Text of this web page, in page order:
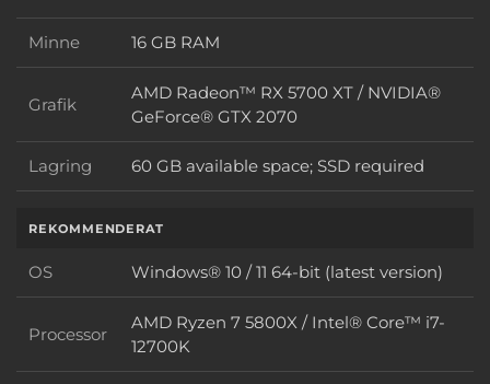
Minne Minne
16 GB RAM
Grafik Grafik
AMD Radeon™ RX 5700 XT / NVIDIA®
GeForce® GTX 2070
Lagring Lagring
60 GB available space; SSD required
REKOMMENDERAT
OS OS
Windows® 10 / 11 64-bit (latest version)
Processor Processor
AMD Ryzen 7 5800X / Intel® Core™ i7-
12700K